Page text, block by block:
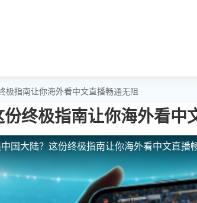
极指南让你海外看中文直播畅通无阻
终极指南让你海外看中
国大陆？这份终极指南让你海外看中文直播